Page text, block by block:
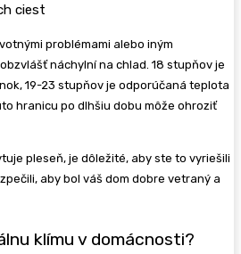
ciest
problémami alebo iným
náchylní na chlad. 18 stupňov je
19-23 stupňov je odporúčaná teplota
hranicu po dlhšiu dobu môže ohroziť
pleseň, je dôležité, aby ste to vyriešili
aby bol váš dom dobre vetraný a
klímu v domácnosti?